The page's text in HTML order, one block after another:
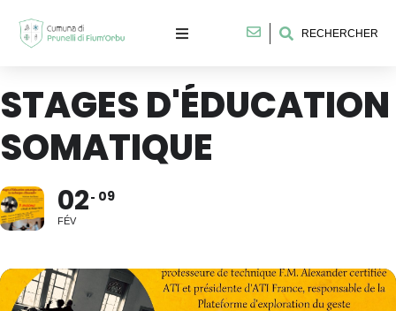
RECHERCHER
STAGES D'ÉDUCATION
SOMATIQUE
02
FÉV
09